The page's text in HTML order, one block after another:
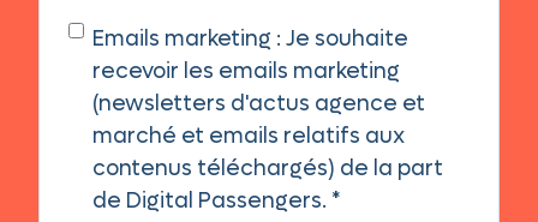
Emails marketing : Je souhaite
recevoir les emails marketing
(newsletters d'actus agence et
marché et emails relatifs aux
contenus téléchargés) de la part
de Digital Passengers. *